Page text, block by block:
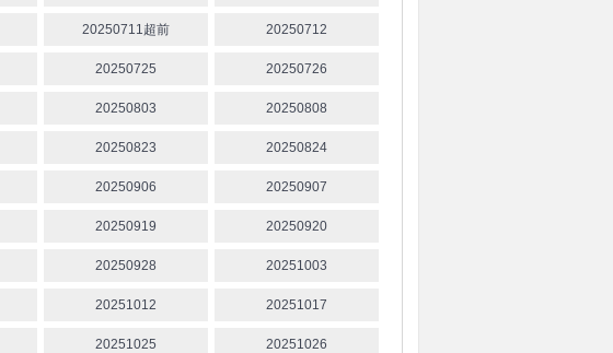
20250711超前 20250712
20250725 20250726
20250803 20250808
20250823 20250824
20250906 20250907
20250919 20250920
20250928 20251003
20251012 20251017
20251025 20251026